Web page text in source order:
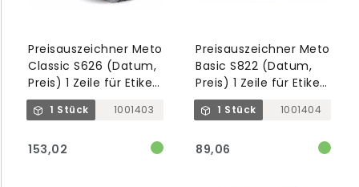
Preisauszeichner Meto
Classic S626 (Datum,
Preis) 1 Zeile für Etikett
26x12mm
1 Stück 1001403
153,02
Preisauszeichner Meto
Basic S822 (Datum,
Preis) 1 Zeile für Etikett
22x12mm
1 Stück 1001404
89,06